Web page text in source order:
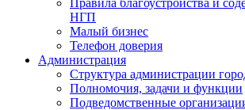
Правила благоустройства и
НГП
Малый бизнес
Телефон доверия
Администрация
Структура администрации
Полномочия, задачи и функции
Подведомственные